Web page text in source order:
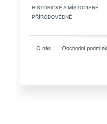
HISTORICKÉ A MÍSTOPISNÉ
PŘÍRODOVĚDNÉ
O nás Obchodní